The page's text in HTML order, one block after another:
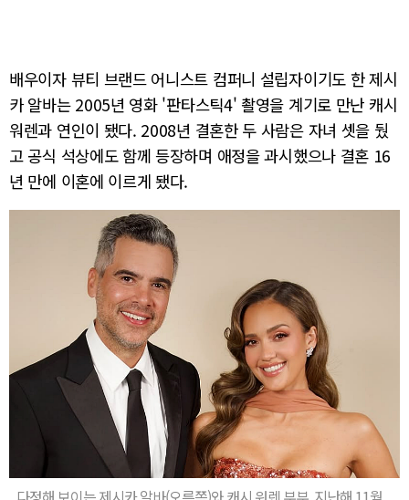
배우이자 뷰티 브랜드 어니스트 컴퍼니 설립자이기도 한 제시
카 알바는 2005년 영화 '판타스틱4' 촬영을 계기로 만난 캐시
워렌과 연인이 됐다. 2008년 결혼한 두 사람은 자녀 셋을 뒀
고 공식 석상에도 함께 등장하며 애정을 과시했으나 결혼 16
년 만에 이혼에 이르게 됐다.